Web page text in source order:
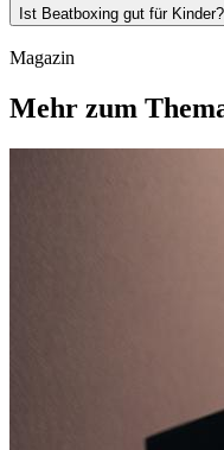
Ist Beatboxing gut für Kinder?
Magazin
Mehr zum